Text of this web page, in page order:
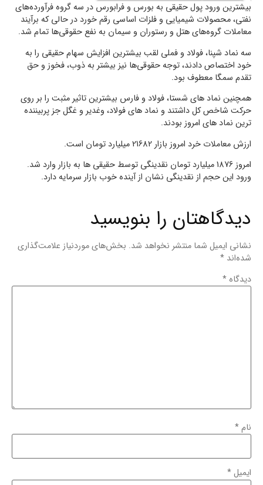
بیشترین ورود پول حقیقی به بورس و فرابورس در سه گروه فرآورده‌های
نفتی، محصولات شیمیایی و فلزات اساسی رقم خورد در حالی که برآیند
معاملات گروه‌های هتل و رستوران و سیمان به نفع حقوقی‌ها تمام شد.
سه نماد شپنا، فولاد و فملی لقب بیشترین افزایش سهام حقیقی را به
خود اختصاص دادند، توجه حقوقی‌ها نیز بیشتر به ذوب، فخوز و حق
تقدم سمگا معطوف بود.
همچنین نماد های شستا، فولاد و فارس بیشترین تاثیر مثبت را بر روی
حرکت شاخص کل داشتند و نماد های فولاد، وغدیر و غگل جز پربیننده
ترین نماد های امروز بودند.
ارزش معاملات خرد امروز بازار 21682 میلیارد تومان است.
امروز 1876 میلیارد تومان نقدینگی توسط حقیقی ها به بازار وارد شد.
ورود این حجم از نقدینگی نشان از آینده خوب بازار سرمایه دارد.
دیدگاهتان را بنویسید
نشانی ایمیل شما منتشر نخواهد شد. بخش‌های موردنیاز علامت‌گذاری
شده‌اند *
دیدگاه *
نام*
ایمیل*